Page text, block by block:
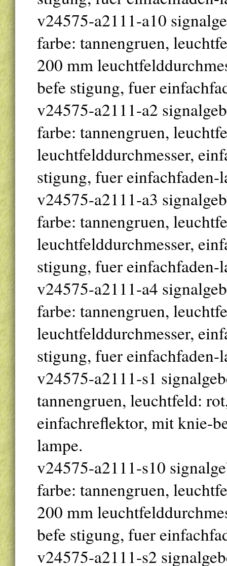
v24575-a2111-a10
farbe: tannengruen,
200 mm
befe stigung, fuer
v24575-a2111-a2
farbe: tannengruen,
leuchtfelddurchmesser,
stigung, fuer einfachfaden-
v24575-a2111-a3
farbe: tannengruen,
leuchtfelddurchmesser,
stigung, fuer einfachfaden-
v24575-a2111-a4
farbe: tannengruen,
leuchtfelddurchmesser,
stigung, fuer einfachfaden-
v24575-a2111-s1
tannengruen, leuchtfeld:
einfachreflektor, mit knie-
lampe.
v24575-a2111-s10
farbe: tannengruen,
200 mm
befe stigung, fuer
v24575-a2111-s2